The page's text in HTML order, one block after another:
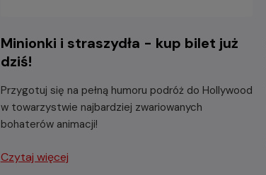
Minionki i straszydła - kup bilet już
dziś!
Przygotuj się na pełną humoru podróż do Hollywood
w towarzystwie najbardziej zwariowanych
bohaterów animacji!
Czytaj więcej